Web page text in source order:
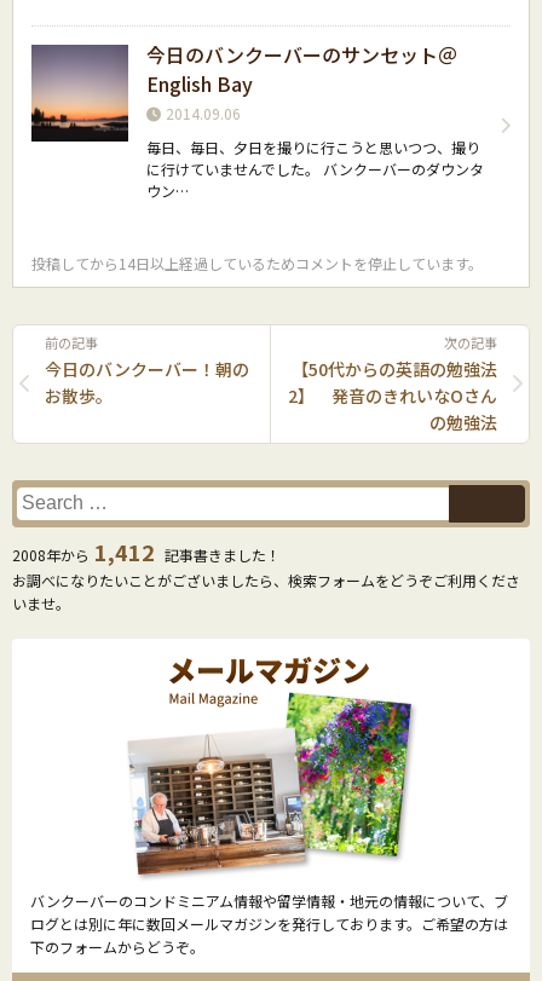
今日のバンクーバーのサンセット＠
English Bay
2014.09.06
毎日、毎日、夕日を撮りに行こうと思いつつ、撮り
に行けていませんでした。 バンクーバーのダウンタ
ウン…
投稿してから14日以上経過しているためコメントを停止しています。
前の記事
今日のバンクーバー！朝の
お散歩。
次の記事
【50代からの英語の勉強法
2】 発音のきれいなOさん
の勉強法
2008年から 1,412 記事書きました！
お調べになりたいことがございましたら、検索フォームをどうぞご利用くださ
いませ。
バンクーバーのコンドミニアム情報や留学情報・地元の情報について、ブ
ログとは別に年に数回メールマガジンを発行しております。ご希望の方は
下のフォームからどうぞ。